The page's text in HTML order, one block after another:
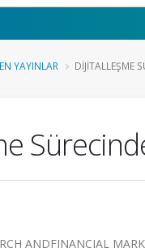
YAYINLAR DIJITALLEŞME
ANDFINANCIAL